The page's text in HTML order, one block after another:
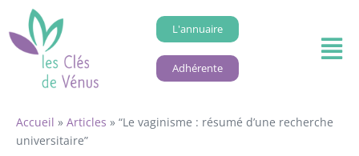
L'annuaire
Adhérente
Accueil » Articles » “Le vaginisme : résumé d’une recherche
universitaire”